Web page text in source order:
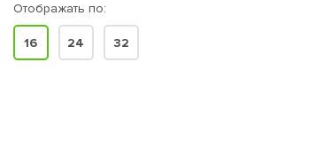
Отображать по:
16 24 32